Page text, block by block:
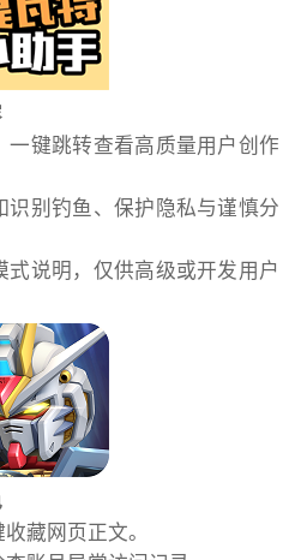
键跳转查看高质量用户创作
别钓鱼、保护隐私与谨慎分
说明，仅供高级或开发用户
藏网页正文。